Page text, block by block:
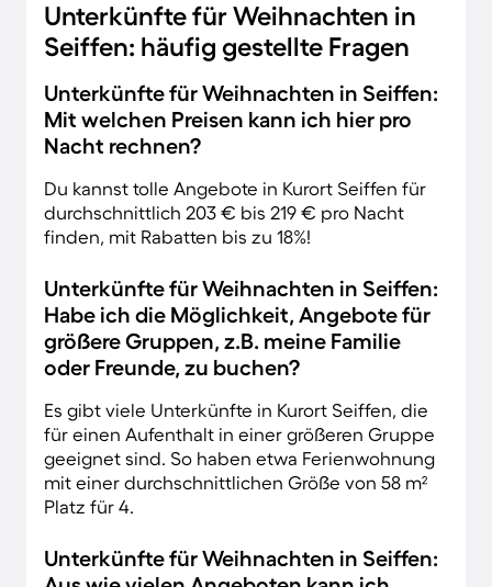
Unterkünfte für Weihnachten in
Seiffen: häufig gestellte Fragen
Unterkünfte für Weihnachten in Seiffen:
Mit welchen Preisen kann ich hier pro
Nacht rechnen?
Du kannst tolle Angebote in Kurort Seiffen für
durchschnittlich 203 € bis 219 € pro Nacht
finden, mit Rabatten bis zu 18%!
Unterkünfte für Weihnachten in Seiffen:
Habe ich die Möglichkeit, Angebote für
größere Gruppen, z.B. meine Familie
oder Freunde, zu buchen?
Es gibt viele Unterkünfte in Kurort Seiffen, die
für einen Aufenthalt in einer größeren Gruppe
geeignet sind. So haben etwa Ferienwohnung
mit einer durchschnittlichen Größe von 58 m²
Platz für 4.
Unterkünfte für Weihnachten in Seiffen: